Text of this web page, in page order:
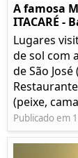
A famosa
ITACARÉ -
Lugares
de sol com
de São
(peixe,
Publicado em